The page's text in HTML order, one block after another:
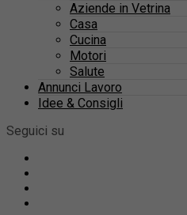
Aziende in Vetrina
Casa
Cucina
Motori
Salute
Annunci Lavoro
Idee & Consigli
Seguici su